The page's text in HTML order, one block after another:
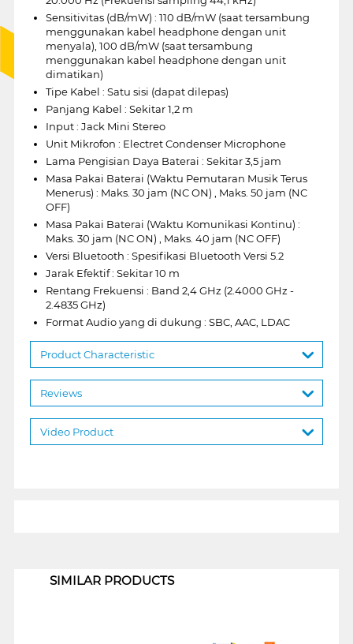
Sensitivitas (dB/mW) : 110 dB/mW (saat tersambung
menggunakan kabel headphone dengan unit
menyala), 100 dB/mW (saat tersambung
menggunakan kabel headphone dengan unit
dimatikan)
Tipe Kabel : Satu sisi (dapat dilepas)
Panjang Kabel : Sekitar 1,2 m
Input : Jack Mini Stereo
Unit Mikrofon : Electret Condenser Microphone
Lama Pengisian Daya Baterai : Sekitar 3,5 jam
Masa Pakai Baterai (Waktu Pemutaran Musik Terus
Menerus) : Maks. 30 jam (NC ON) , Maks. 50 jam (NC
OFF)
Masa Pakai Baterai (Waktu Komunikasi Kontinu) :
Maks. 30 jam (NC ON) , Maks. 40 jam (NC OFF)
Versi Bluetooth : Spesifikasi Bluetooth Versi 5.2
Jarak Efektif : Sekitar 10 m
Rentang Frekuensi : Band 2,4 GHz (2.4000 GHz -
2.4835 GHz)
Format Audio yang di dukung : SBC, AAC, LDAC
Product Characteristic
Reviews
Video Product
SIMILAR PRODUCTS